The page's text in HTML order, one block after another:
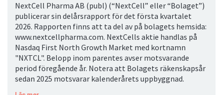
NextCell Pharma AB (publ) (“NextCell” eller “Bolaget”)
publicerar sin delårsrapport för det första kvartalet
2026. Rapporten finns att ta del av på bolagets hemsida:
www.nextcellpharma.com. NextCells aktie handlas på
Nasdaq First North Growth Market med kortnamn
"NXTCL". Belopp inom parentes avser motsvarande
period föregående år. Notera att Bolagets räkenskapsår
sedan 2025 motsvarar kalenderårets uppbyggnad.